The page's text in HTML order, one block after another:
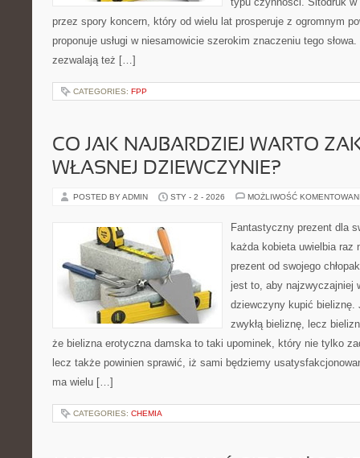
przez spory koncern, który od wielu lat prosperuje z ogromnym
proponuje usługi w niesamowicie szerokim znaczeniu tego
zezwalają też […]
CATEGORIES: FPP
CO JAK NAJBARDZIEJ WARTO
WŁASNEJ DZIEWCZYNIE?
POSTED BY ADMIN STY - 2 - 2026 MOŻLIWOŚĆ
Fantastyczny prezent dla
każda kobieta uwielbia
prezent od swojego
jest to, aby najzwyczajniej
dziewczyny kupić bieliznę.
zwykłą bieliznę, lecz
że bielizna erotyczna damska to taki upominek, który nie tylko
lecz także powinien sprawić, iż sami będziemy
ma wielu […]
CATEGORIES: CHEMIA